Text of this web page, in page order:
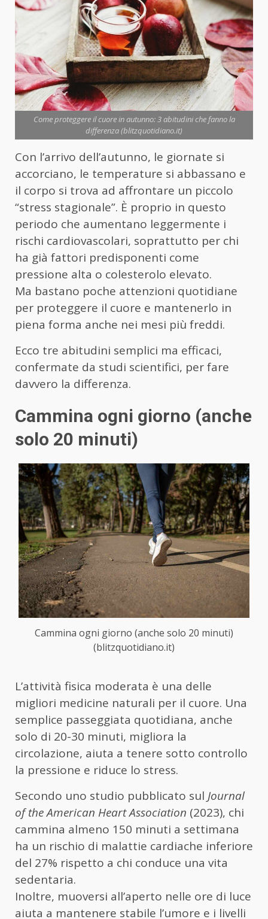
Come proteggere il cuore in autunno: 3 abitudini che fanno la
differenza (blitzquotidiano.it)
Con l’arrivo dell’autunno, le giornate si
accorciano, le temperature si abbassano e
il corpo si trova ad affrontare un piccolo
“stress stagionale”. È proprio in questo
periodo che aumentano leggermente i
rischi cardiovascolari, soprattutto per chi
ha già fattori predisponenti come
pressione alta o colesterolo elevato.
Ma bastano poche attenzioni quotidiane
per proteggere il cuore e mantenerlo in
piena forma anche nei mesi più freddi.
Ecco tre abitudini semplici ma efficaci,
confermate da studi scientifici, per fare
davvero la differenza.
Cammina ogni giorno (anche
solo 20 minuti)
Cammina ogni giorno (anche solo 20 minuti)
(blitzquotidiano.it)
L’attività fisica moderata è una delle
migliori medicine naturali per il cuore. Una
semplice passeggiata quotidiana, anche
solo di 20-30 minuti, migliora la
circolazione, aiuta a tenere sotto controllo
la pressione e riduce lo stress.
Secondo uno studio pubblicato sul Journal
of the American Heart Association (2023), chi
cammina almeno 150 minuti a settimana
ha un rischio di malattie cardiache inferiore
del 27% rispetto a chi conduce una vita
sedentaria.
Inoltre, muoversi all’aperto nelle ore di luce
aiuta a mantenere stabile l’umore e i livelli